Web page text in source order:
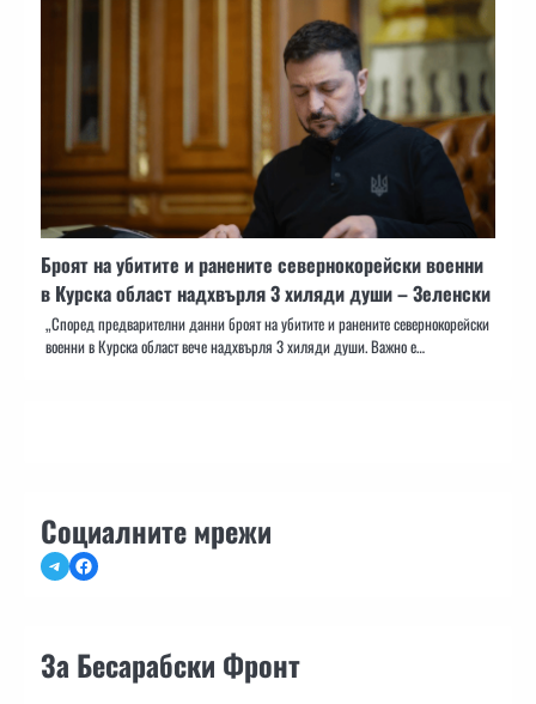
Броят на убитите и ранените севернокорейски военни
в Курска област надхвърля 3 хиляди души – Зеленски
„Според предварителни данни броят на убитите и ранените севернокорейски
военни в Курска област вече надхвърля 3 хиляди души. Важно е…
Социалните мрежи
TelegramFacebook
За Бесарабски Фронт